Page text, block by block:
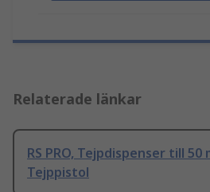
Relaterade länkar
RS PRO, Tejpdispenser till 50
Tejppistol